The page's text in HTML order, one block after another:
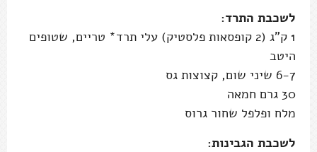
לשכבת התרד:
1 ק"ג (2 קופסאות פלסטיק) עלי תרד* טריים, שטופים
היטב
6-7 שיני שום, קצוצות גס
30 גרם חמאה
מלח ופלפל שחור גרוס
לשכבת הגבינות: